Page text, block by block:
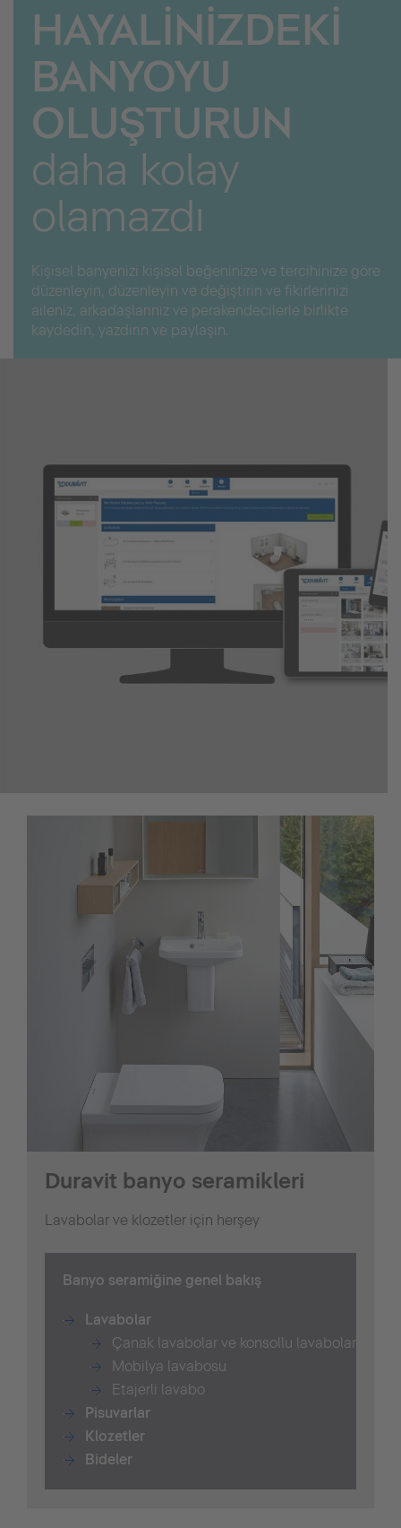
HAYALİNİZDEKİ
BANYOYU
OLUŞTURUN
daha kolay
olamazdı
Kişisel banyenizi kişisel beğeninize ve tercihinize göre
düzenleyin, düzenleyin ve değiştirin ve fikirlerinizi
aileniz, arkadaşlarınız ve perakendecilerle birlikte
kaydedin, yazdırın ve paylaşın.
Duravit banyo seramikleri
Lavabolar ve klozetler için herşey
Banyo seramiğine genel bakış
Lavabolar
Çanak lavabolar ve konsollu lavabolar
Mobilya lavabosu
Etajerli lavabo
Pisuvarlar
Klozetler
Bideler